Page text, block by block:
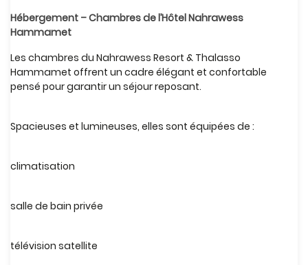
Hébergement – Chambres de l’Hôtel Nahrawess
Hammamet
Les chambres du Nahrawess Resort & Thalasso
Hammamet offrent un cadre élégant et confortable
pensé pour garantir un séjour reposant.
Spacieuses et lumineuses, elles sont équipées de :
climatisation
salle de bain privée
télévision satellite